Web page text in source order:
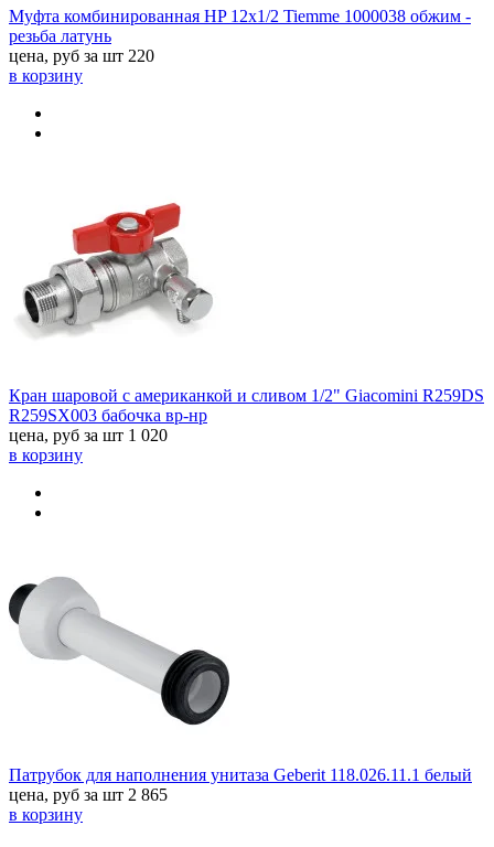
Муфта комбинированная HP 12x1/2 Tiemme 1000038 обжим -
резьба латунь
цена, руб за шт 220
в корзину
Кран шаровой с американкой и сливом 1/2" Giacomini R259DS
R259SX003 бабочка вр-нр
цена, руб за шт 1 020
в корзину
Патрубок для наполнения унитаза Geberit 118.026.11.1 белый
цена, руб за шт 2 865
в корзину